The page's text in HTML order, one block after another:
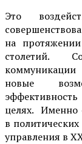
Это
на
столетий.
новые
целях. Именно
в
управления в